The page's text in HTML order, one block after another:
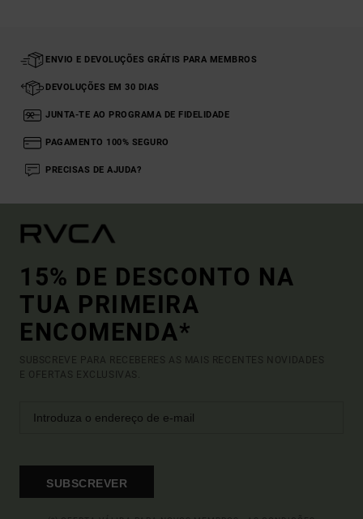
ENVIO E DEVOLUÇÕES GRÁTIS PARA MEMBROS
DEVOLUÇÕES EM 30 DIAS
JUNTA-TE AO PROGRAMA DE FIDELIDADE
PAGAMENTO 100% SEGURO
PRECISAS DE AJUDA?
15% DE DESCONTO NA
TUA PRIMEIRA
ENCOMENDA*
SUBSCREVE PARA RECEBERES AS MAIS RECENTES NOVIDADES
E OFERTAS EXCLUSIVAS.
SUBSCREVER